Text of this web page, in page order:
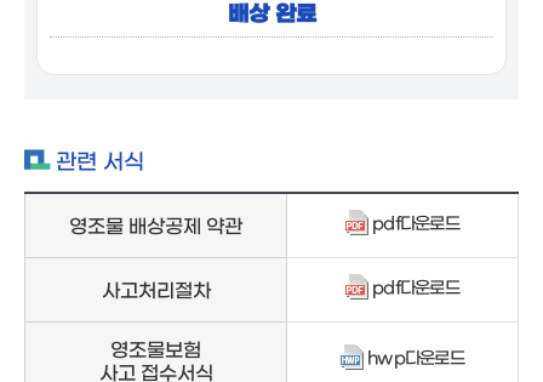
배상 완료
관련 서식
영조물 배상공제 약관 pdf다운로드
사고처리절차 pdf다운로드
영조물보험
사고 접수서식
hwp다운로드